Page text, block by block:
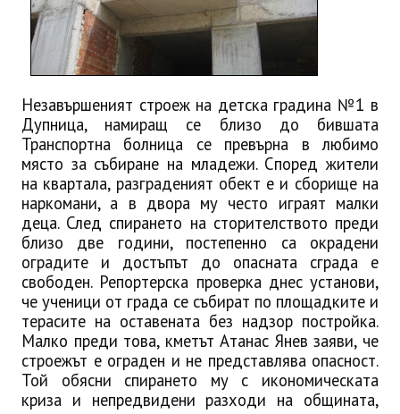
Населени места
ЗАБРАВЕНАТА ДУПНИЦА
СВОБОДНИ РАБОТНИ МЕСТА
Незавършеният строеж на детска градина №1 в
Дупница, намиращ се близо до бившата
Транспортна болница се превърна в любимо
място за събиране на младежи. Според жители
на квартала, разграденият обект е и сборище на
наркомани, а в двора му често играят малки
деца. След спирането на сторителството преди
близо две години, постепенно са окрадени
оградите и достъпът до опасната сграда е
свободен. Репортерска проверка днес установи,
че ученици от града се събират по площадките и
терасите на оставената без надзор постройка.
Малко преди това, кметът Атанас Янев заяви, че
строежът е ограден и не представлява опасност.
Той обясни спирането му с икономическата
криза и непредвидени разходи на общината,